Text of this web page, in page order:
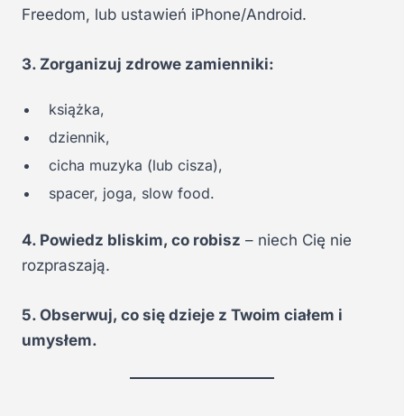
Freedom, lub ustawień iPhone/Android.
3. Zorganizuj zdrowe zamienniki:
książka,
dziennik,
cicha muzyka (lub cisza),
spacer, joga, slow food.
4. Powiedz bliskim, co robisz – niech Cię nie
rozpraszają.
5. Obserwuj, co się dzieje z Twoim ciałem i
umysłem.